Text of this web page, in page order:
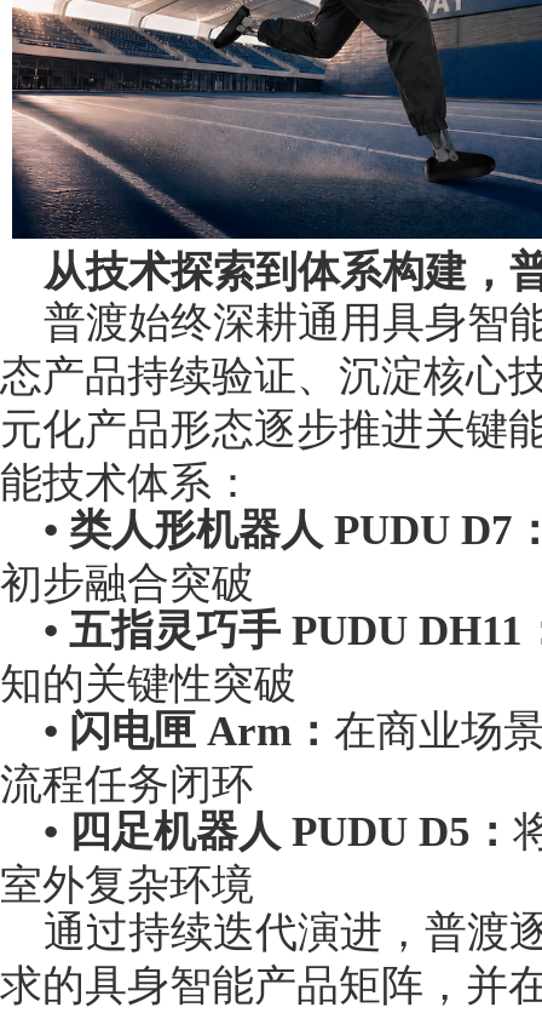
从技术探索到体系构建，
普渡始终深耕通用具身智
态产品持续验证、沉淀核心
元化产品形态逐步推进关键
能技术体系：
• 类人形机器人 PUDU D7
初步融合突破
• 五指灵巧手 PUDU DH11
知的关键性突破
• 闪电匣 Arm： 在商业场
流程任务闭环
• 四足机器人 PUDU D5：
室外复杂环境
通过持续迭代演进，普渡
求的具身智能产品矩阵，并